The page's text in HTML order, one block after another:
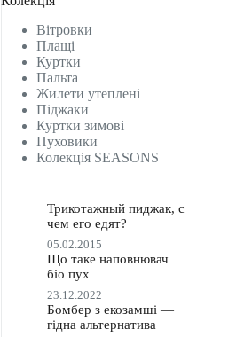
Вітровки
Плащі
Куртки
Пальта
Жилети утеплені
Піджаки
Куртки зимові
Пуховики
Колекція SEASONS
Трикотажный пиджак, с
чем его едят?
05.02.2015
Що таке наповнювач
біо пух
23.12.2022
Бомбер з екозамші —
гідна альтернатива